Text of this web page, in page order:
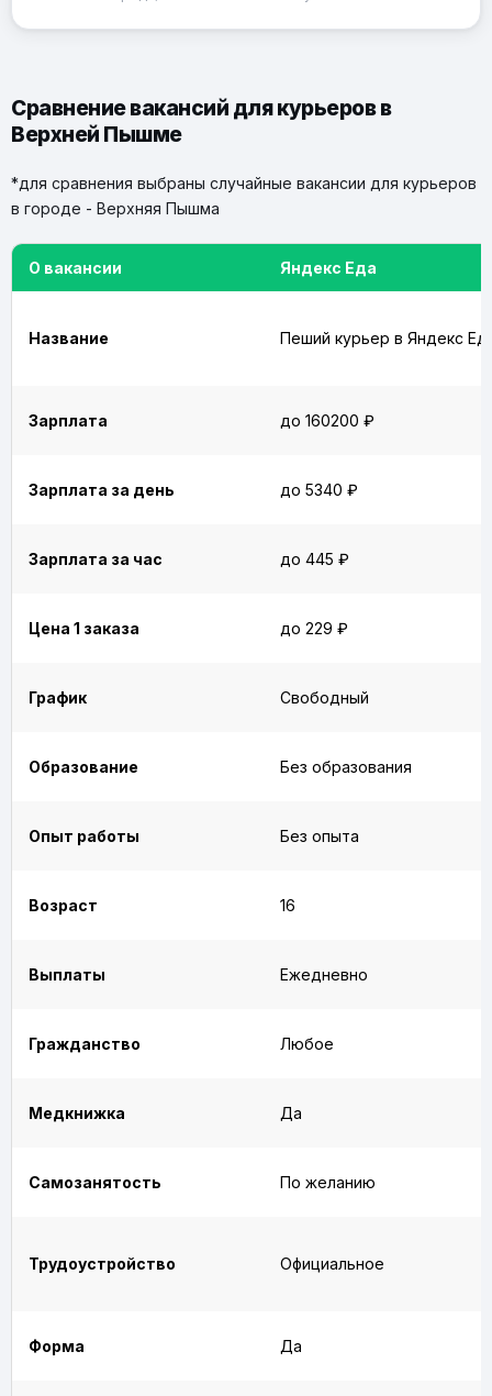
Сравнение вакансий для курьеров в
Верхней Пышме
*для сравнения выбраны случайные вакансии для курьеров
в городе - Верхняя Пышма
О вакансии Яндекс Еда
Название Пеший курьер в Яндекс
Зарплата до 160200 ₽
Зарплата за день до 5340 ₽
Зарплата за час до 445 ₽
Цена 1 заказа до 229 ₽
График Свободный
Образование Без образования
Опыт работы Без опыта
Возраст 16
Выплаты Ежедневно
Гражданство Любое
Медкнижка Да
Самозанятость По желанию
Трудоустройство Официальное
Форма Да